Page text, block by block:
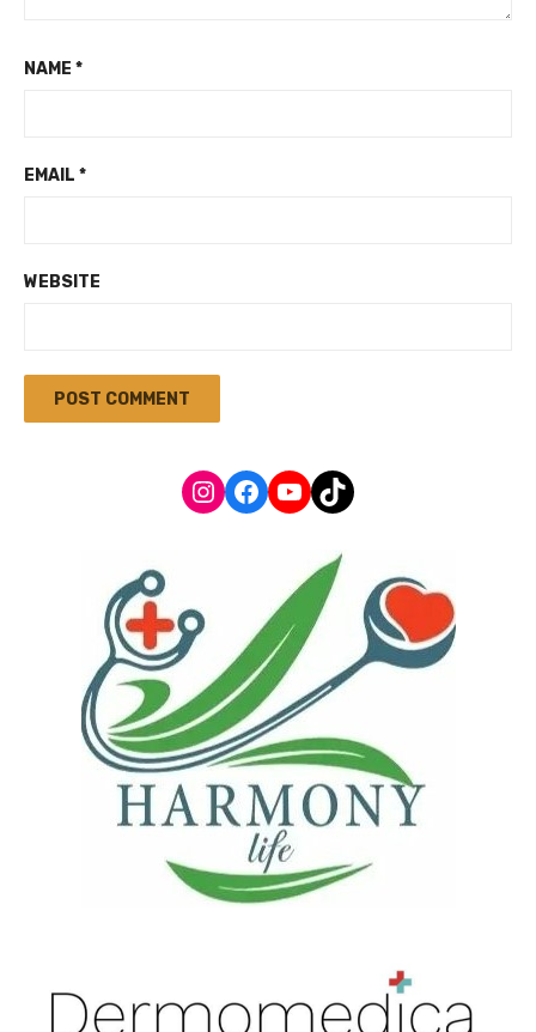
NAME *
EMAIL *
WEBSITE
Instagram
Facebook
YouTube
TikTok